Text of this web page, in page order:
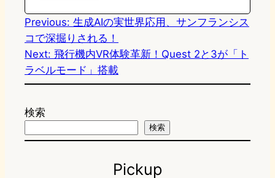
n
k
Previous: 生成AIの実世界応用、サンフランシス
コで深掘りされる！
Next: 飛行機内VR体験革新！Quest 2と3が「ト
ラベルモード」搭載
検索
検索
Pickup